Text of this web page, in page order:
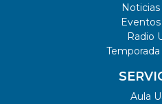
Noticias
Eventos
Radio
Aula